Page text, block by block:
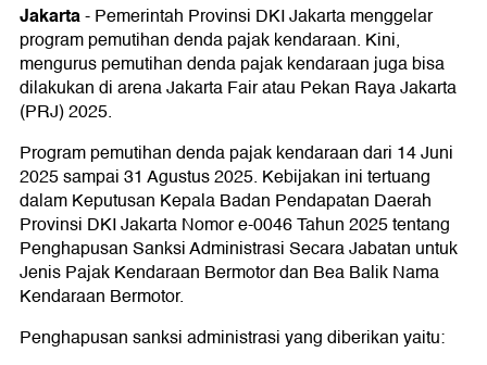
Jakarta-Pemerintah Provinsi DKI Jakarta menggelar
program pemutihan denda pajak kendaraan. Kini,
mengurus pemutihan denda pajak kendaraan juga bisa
dilakukan di arena Jakarta Fair atau Pekan Raya Jakarta
(PRJ) 2025.
Program pemutihan denda pajak kendaraan dari 14 Juni
2025 sampai 31 Agustus 2025. Kebijakan ini tertuang
dalam Keputusan Kepala Badan Pendapatan Daerah
Provinsi DKI Jakarta Nomor e-0046 Tahun 2025 tentang
Penghapusan Sanksi Administrasi Secara Jabatan untuk
Jenis Pajak Kendaraan Bermotor dan Bea Balik Nama
Kendaraan Bermotor.
Penghapusan sanksi administrasi yang diberikan yaitu: